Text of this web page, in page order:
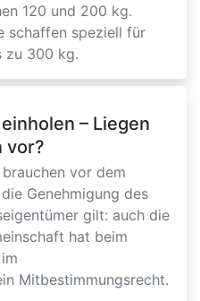
120 und 200 kg.
schaffen speziell für
zu 300 kg.
– Liegen
vor?
vor dem
Genehmigung des
gilt: auch die
hat beim
Mitbestimmungsrecht.